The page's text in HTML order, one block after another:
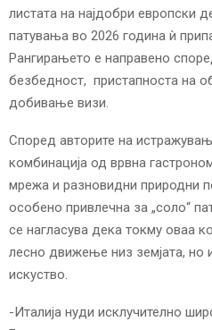
листата на најдобри европски
патувања во 2026 година ѝ
Рангирањето е направено
безбедност, пристапноста на
добивање визи.
Според авторите на
комбинација од врвна
мрежа и разновидни природни
особено привлечна за „соло“
се нагласува дека токму оваа
лесно движење низ земјата, но
искуство.
-Италија нуди исклучително